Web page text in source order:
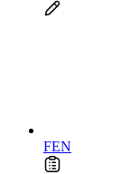
FEN